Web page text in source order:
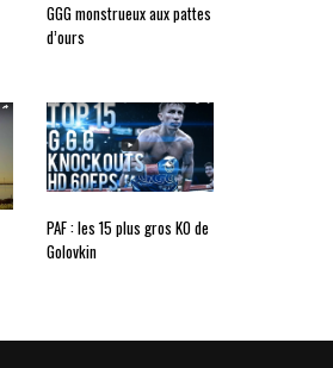
GGG monstrueux aux pattes
d’ours
PAF : les 15 plus gros KO de
Golovkin